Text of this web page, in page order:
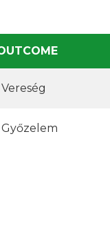
Vereség
Győzelem